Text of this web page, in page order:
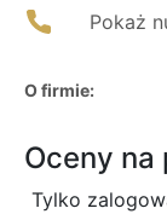
Pokaż
O firmie:
Oceny
Tylko